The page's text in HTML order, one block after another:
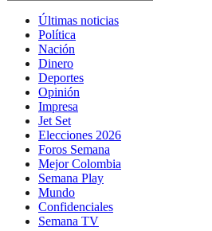
Últimas noticias
Política
Nación
Dinero
Deportes
Opinión
Impresa
Jet Set
Elecciones 2026
Foros Semana
Mejor Colombia
Semana Play
Mundo
Confidenciales
Semana TV